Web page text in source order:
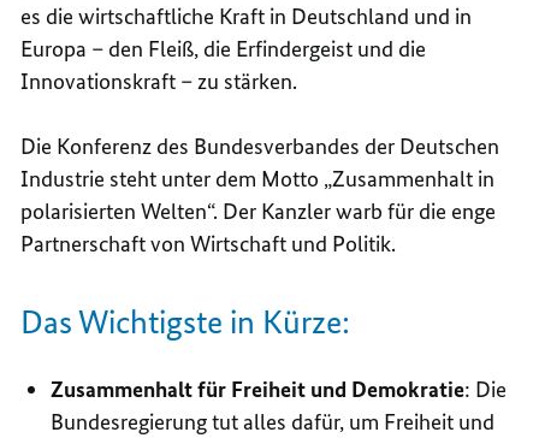
es die wirtschaftliche Kraft in Deutschland und in
Europa – den Fleiß, die Erfindergeist und die
Innovationskraft – zu stärken.
Die Konferenz des Bundesverbandes der Deutschen
Industrie steht unter dem Motto „Zusammenhalt in
polarisierten Welten“. Der Kanzler warb für die enge
Partnerschaft von Wirtschaft und Politik.
Das Wichtigste in Kürze:
Zusammenhalt für Freiheit und Demokratie: Die
Bundesregierung tut alles dafür, um Freiheit und